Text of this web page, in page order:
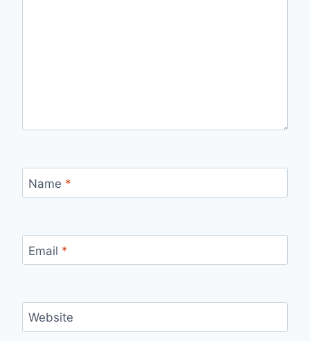
Name *
Email *
Website